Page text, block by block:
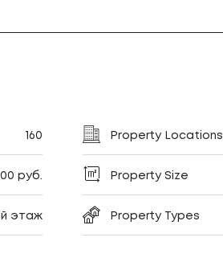
160 Property Locations
руб. Property Size
й этаж Property Types